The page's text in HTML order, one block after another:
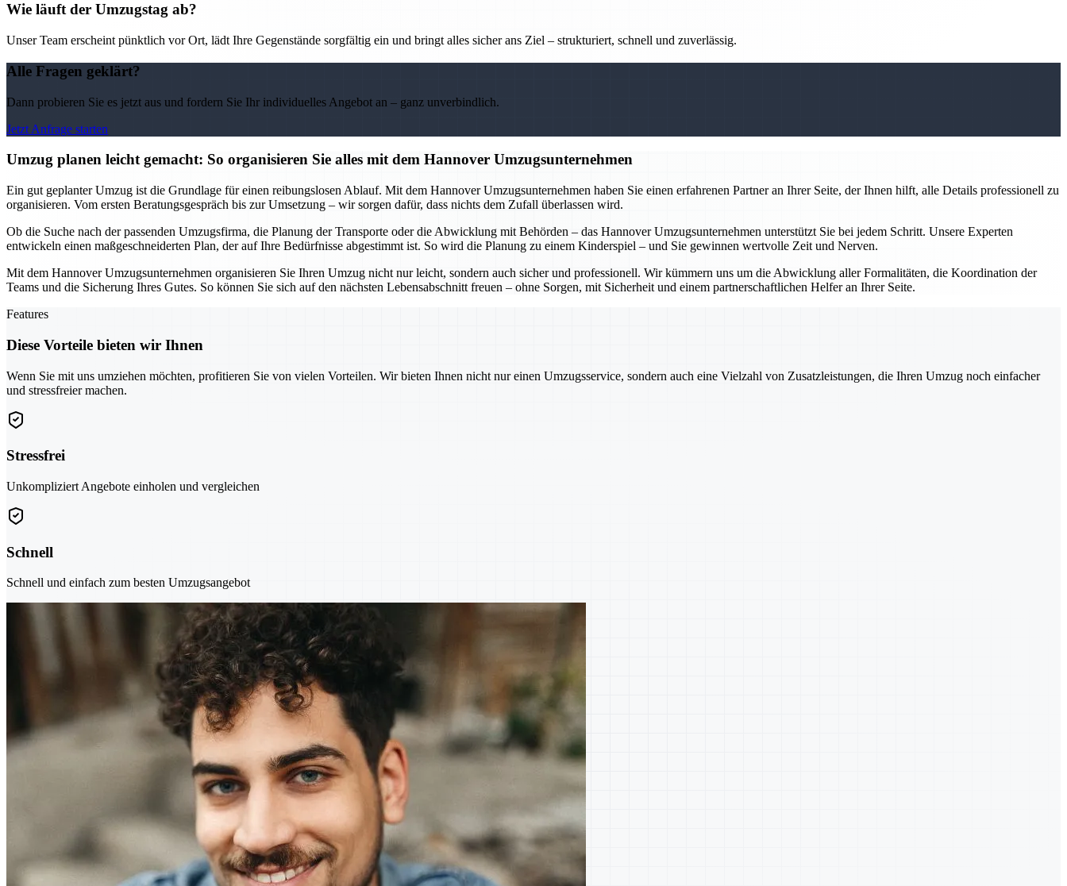
Wie läuft der Umzugstag ab?
Unser Team erscheint pünktlich vor Ort, lädt Ihre Gegenstände sorgfältig ein und bringt alles sicher ans Ziel – strukturiert, schnell und zuverlässig.
Alle Fragen geklärt?
Dann probieren Sie es jetzt aus und fordern Sie Ihr individuelles Angebot an – ganz unverbindlich.
Jetzt Anfrage starten
Umzug planen leicht gemacht: So organisieren Sie alles mit dem Hannover Umzugsunternehmen
Ein gut geplanter Umzug ist die Grundlage für einen reibungslosen Ablauf. Mit dem Hannover Umzugsunternehmen haben Sie einen erfahrenen Partner an Ihrer Seite, der Ihnen hilft, alle Details professionell zu
organisieren. Vom ersten Beratungsgespräch bis zur Umsetzung – wir sorgen dafür, dass nichts dem Zufall überlassen wird.
Ob die Suche nach der passenden Umzugsfirma, die Planung der Transporte oder die Abwicklung mit Behörden – das Hannover Umzugsunternehmen unterstützt Sie bei jedem Schritt. Unsere Experten
entwickeln einen maßgeschneiderten Plan, der auf Ihre Bedürfnisse abgestimmt ist. So wird die Planung zu einem Kinderspiel – und Sie gewinnen wertvolle Zeit und Nerven.
Mit dem Hannover Umzugsunternehmen organisieren Sie Ihren Umzug nicht nur leicht, sondern auch sicher und professionell. Wir kümmern uns um die Abwicklung aller Formalitäten, die Koordination der
Teams und die Sicherung Ihres Gutes. So können Sie sich auf den nächsten Lebensabschnitt freuen – ohne Sorgen, mit Sicherheit und einem partnerschaftlichen Helfer an Ihrer Seite.
Features
Diese Vorteile bieten wir Ihnen
Wenn Sie mit uns umziehen möchten, profitieren Sie von vielen Vorteilen. Wir bieten Ihnen nicht nur einen Umzugsservice, sondern auch eine Vielzahl von Zusatzleistungen, die Ihren Umzug noch einfacher
und stressfreier machen.
Stressfrei
Unkompliziert Angebote einholen und vergleichen
Schnell
Schnell und einfach zum besten Umzugsangebot